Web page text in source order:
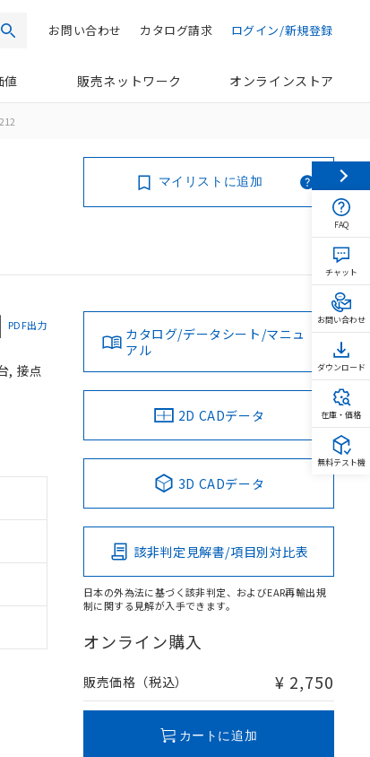
検索 ログイン/新規登録
カタログ請求
お問い合わせ
値 販売ネットワーク オンラインストア
マイリストに追加
PDF出力
, 接点
カタログ/データシート/マニュ
アル
2D CADデータ
3D CADデータ
該非判定見解書/項目別対比表
日本の外為法に基づく該非判定、およびEAR再輸出規
制に関する見解が入手できます。
オンライン購入
販売価格（税込） ¥ 2,750
カートに追加
FAQ
チャット
お問い合わせ
ダウンロード
在庫・価格
無料テスト機